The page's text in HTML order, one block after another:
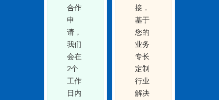
合作
申
请，
我们
会在
2个
工作
日内
接，
基于
您的
业务
专长
定制
行业
解决